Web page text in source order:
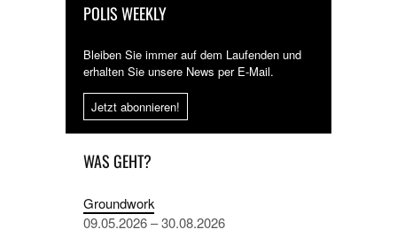
POLIS WEEKLY
Bleiben Sie immer auf dem Laufenden und
erhalten Sie unsere News per E-Mail.
Jetzt abonnieren!
WAS GEHT?
Groundwork
09.05.2026 – 30.08.2026